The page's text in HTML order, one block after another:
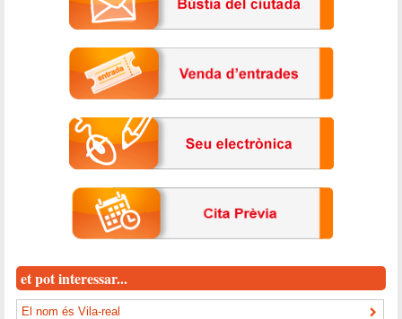
et pot interessar...
El nom és Vila-real